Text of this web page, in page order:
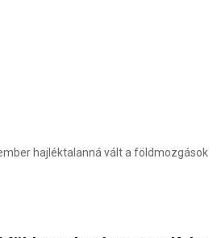
hajléktalanná vált a földmozgások